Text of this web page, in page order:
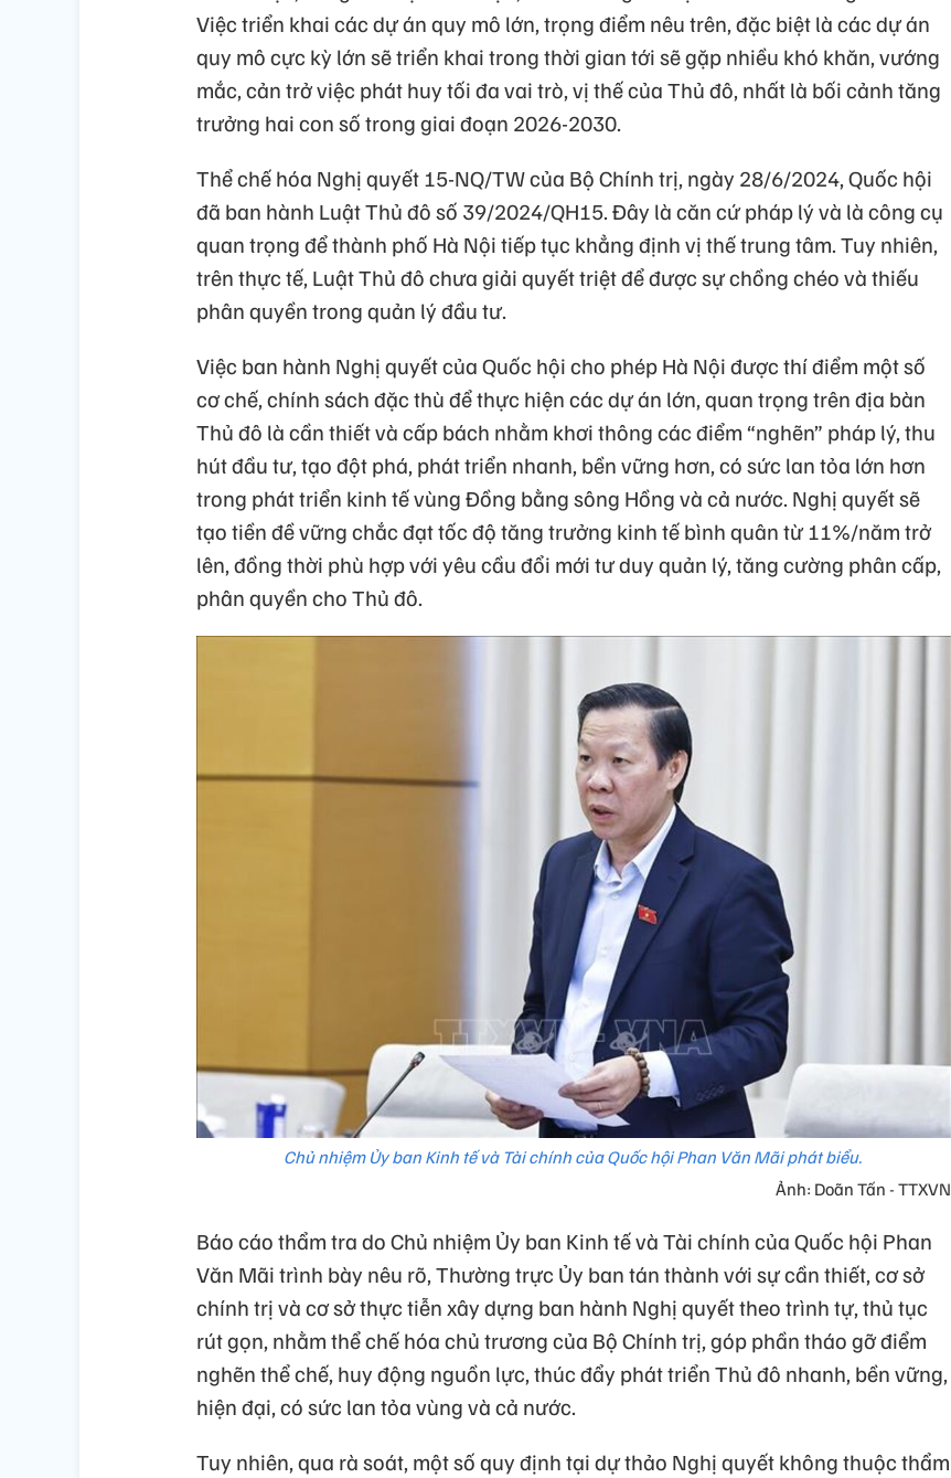
Việc triển khai các dự án quy mô lớn, trọng điểm nêu trên, đặc biệt là các dự án
quy mô cực kỳ lớn sẽ triển khai trong thời gian tới sẽ gặp nhiều khó khăn, vướng
mắc, cản trở việc phát huy tối đa vai trò, vị thế của Thủ đô, nhất là bối cảnh tăng
trưởng hai con số trong giai đoạn 2026-2030.
Thể chế hóa Nghị quyết 15-NQ/TW của Bộ Chính trị, ngày 28/6/2024, Quốc hội
đã ban hành Luật Thủ đô số 39/2024/QH15. Đây là căn cứ pháp lý và là công cụ
quan trọng để thành phố Hà Nội tiếp tục khẳng định vị thế trung tâm. Tuy nhiên,
trên thực tế, Luật Thủ đô chưa giải quyết triệt để được sự chồng chéo và thiếu
phân quyền trong quản lý đầu tư.
Việc ban hành Nghị quyết của Quốc hội cho phép Hà Nội được thí điểm một số
cơ chế, chính sách đặc thù để thực hiện các dự án lớn, quan trọng trên địa bàn
Thủ đô là cần thiết và cấp bách nhằm khơi thông các điểm “nghẽn” pháp lý, thu
hút đầu tư, tạo đột phá, phát triển nhanh, bền vững hơn, có sức lan tỏa lớn hơn
trong phát triển kinh tế vùng Đồng bằng sông Hồng và cả nước. Nghị quyết sẽ
tạo tiền đề vững chắc đạt tốc độ tăng trưởng kinh tế bình quân từ 11%/năm trở
lên, đồng thời phù hợp với yêu cầu đổi mới tư duy quản lý, tăng cường phân cấp,
phân quyền cho Thủ đô.
Chủ nhiệm Ủy ban Kinh tế và Tài chính của Quốc hội Phan Văn Mãi phát biểu.
Ảnh: Doãn Tấn - TTXVN
Báo cáo thẩm tra do Chủ nhiệm Ủy ban Kinh tế và Tài chính của Quốc hội Phan
Văn Mãi trình bày nêu rõ, Thường trực Ủy ban tán thành với sự cần thiết, cơ sở
chính trị và cơ sở thực tiễn xây dựng ban hành Nghị quyết theo trình tự, thủ tục
rút gọn, nhằm thể chế hóa chủ trương của Bộ Chính trị, góp phần tháo gỡ điểm
nghẽn thể chế, huy động nguồn lực, thúc đẩy phát triển Thủ đô nhanh, bền vững,
hiện đại, có sức lan tỏa vùng và cả nước.
Tuy nhiên, qua rà soát, một số quy định tại dự thảo Nghị quyết không thuộc thẩm